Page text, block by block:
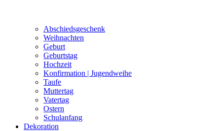
Abschiedsgeschenk
Weihnachten
Geburt
Geburtstag
Hochzeit
Konfirmation | Jugendweihe
Taufe
Muttertag
Vatertag
Ostern
Schulanfang
Dekoration